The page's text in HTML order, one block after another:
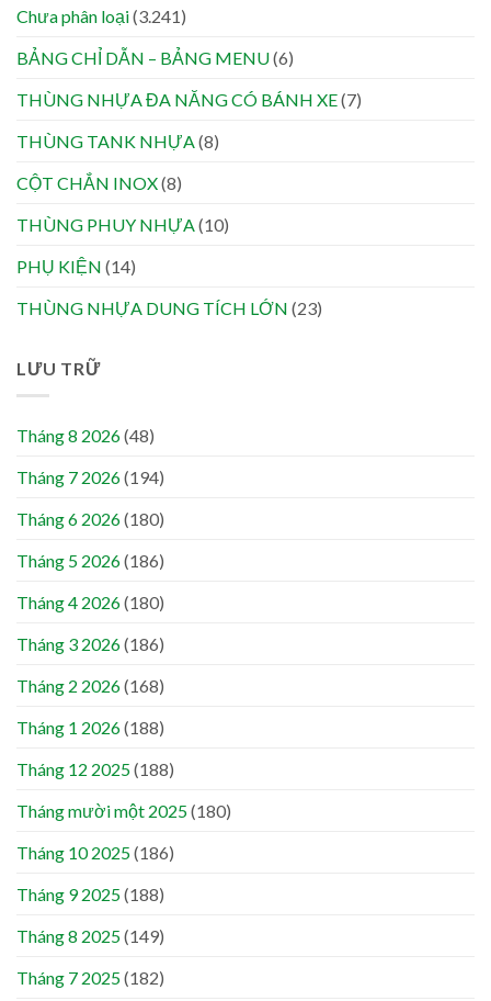
Chưa phân loại(3.241)
BẢNG CHỈ DẪN – BẢNG MENU(6)
THÙNG NHỰA ĐA NĂNG CÓ BÁNH XE(7)
THÙNG TANK NHỰA(8)
CỘT CHẮN INOX(8)
THÙNG PHUY NHỰA(10)
PHỤ KIỆN (14)
THÙNG NHỰA DUNG TÍCH LỚN (23)
LƯU TRỮ
Tháng 8 2026(48)
Tháng 7 2026(194)
Tháng 6 2026(180)
Tháng 5 2026(186)
Tháng 4 2026(180)
Tháng 3 2026(186)
Tháng 2 2026(168)
Tháng 1 2026(188)
Tháng 12 2025(188)
Tháng mười một 2025(180)
Tháng 10 2025(186)
Tháng 9 2025(188)
Tháng 8 2025(149)
Tháng 7 2025(182)